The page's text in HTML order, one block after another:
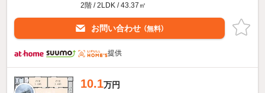
2階 / 2LDK / 43.37㎡
お問い合わせ （無料）
提供
10.1万円